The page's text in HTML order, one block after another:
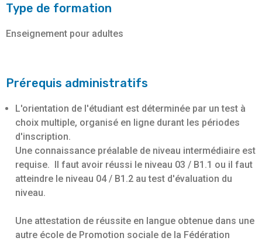
Type de formation
Enseignement pour adultes
Prérequis administratifs
L'orientation de l'étudiant est déterminée par un test à
choix multiple, organisé en ligne durant les périodes
d'inscription.
Une connaissance préalable de niveau intermédiaire est
requise. Il faut avoir réussi le niveau 03 / B1.1 ou il faut
atteindre le niveau 04 / B1.2 au test d'évaluation du
niveau.
Une attestation de réussite en langue obtenue dans une
autre école de Promotion sociale de la Fédération